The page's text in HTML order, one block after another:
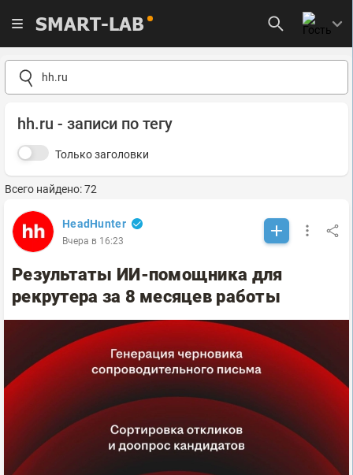
SMART-LAB
hh.ru - записи по тегу
Только заголовки
Всего найдено: 72
HeadHunter
Вчера в 16:23
Результаты ИИ-помощника для
рекрутера за 8 месяцев работы